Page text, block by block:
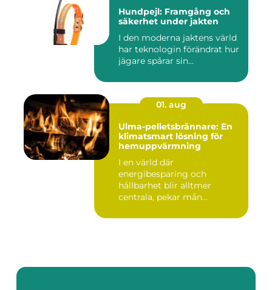
Hundpejl: Framgång och
säkerhet under jakten
I den moderna jaktens värld
har teknologin förändrat hur
jägare spårar sin...
01. aug
Ulma-pelletsbrännare: En
klimatsmart lösning för
hemuppvärmning
I en värld där
energibesparing och
hållbarhet blir alltmer
centrala, pekar mån...